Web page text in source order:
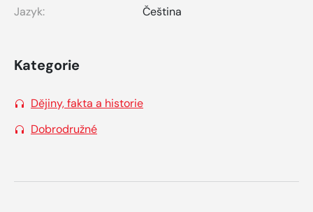
Jazyk:
Čeština
Kategorie
Dějiny, fakta a historie
Dobrodružné